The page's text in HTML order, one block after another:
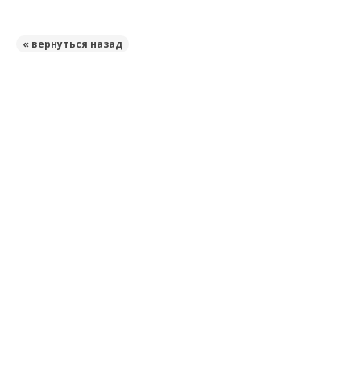
« вернуться назад